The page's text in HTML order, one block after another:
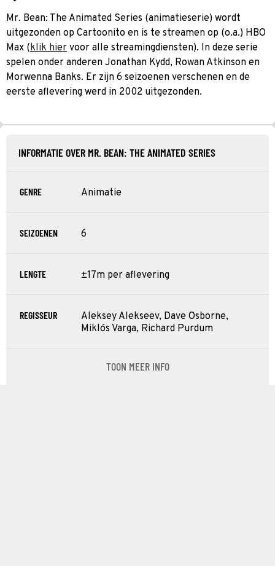
Mr. Bean: The Animated Series (animatieserie) wordt
uitgezonden op Cartoonito en is te streamen op (o.a.) HBO
Max (klik hier voor alle streamingdiensten). In deze serie
spelen onder anderen Jonathan Kydd, Rowan Atkinson en
Morwenna Banks. Er zijn 6 seizoenen verschenen en de
eerste aflevering werd in 2002 uitgezonden.
INFORMATIE OVER MR. BEAN: THE ANIMATED SERIES
GENRE Animatie
SEIZOENEN 6
LENGTE ±17m per aflevering
REGISSEUR
Aleksey Alekseev, Dave Osborne,
Miklós Varga, Richard Purdum
TOON MEER INFO